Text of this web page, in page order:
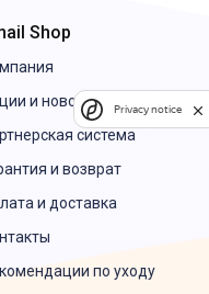
Shop
и новости
система
и возврат
и доставка
по уходу
Privacy notice